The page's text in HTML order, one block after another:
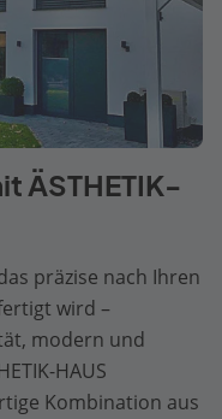
ÄSTHETIK-
präzise nach Ihren
wird –
modern und
HAUS
Kombination aus